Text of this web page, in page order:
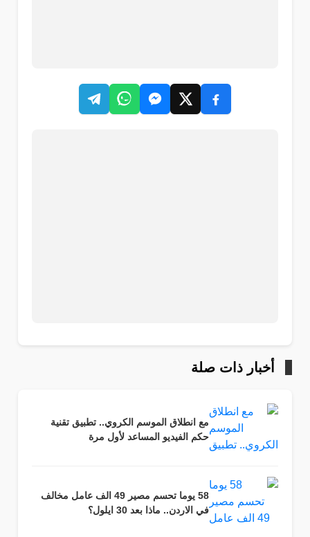
أخبار ذات صلة
مع انطلاق الموسم الكروي.. تطبيق تقنية
حكم الفيديو المساعد لأول مرة
58 يوما تحسم مصير 49 الف عامل مخالف
في الاردن.. ماذا بعد 30 ايلول؟